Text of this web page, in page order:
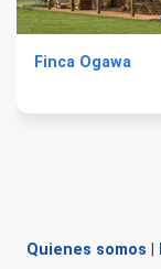
Finca Ogawa
Quienes somos